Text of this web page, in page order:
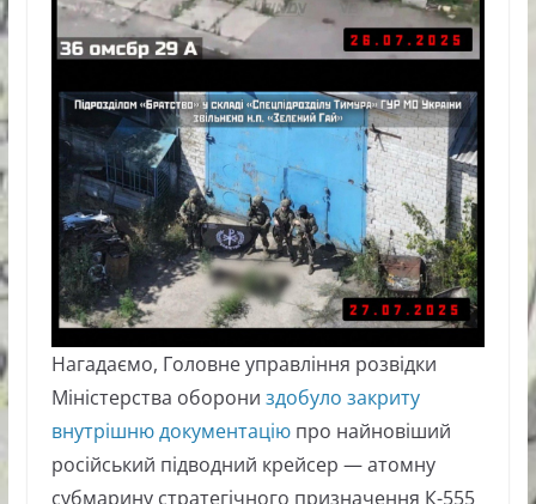
Нагадаємо, Головне управління розвідки
Міністерства оборони здобуло закриту
внутрішню документаціюпро найновіший
російський підводний крейсер — атомну
субмарину стратегічного призначення К-555